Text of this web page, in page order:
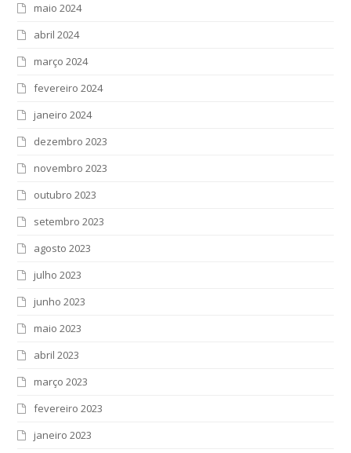
maio 2024
abril 2024
março 2024
fevereiro 2024
janeiro 2024
dezembro 2023
novembro 2023
outubro 2023
setembro 2023
agosto 2023
julho 2023
junho 2023
maio 2023
abril 2023
março 2023
fevereiro 2023
janeiro 2023